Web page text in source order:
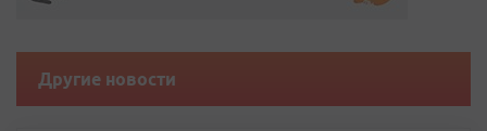
Другие новости